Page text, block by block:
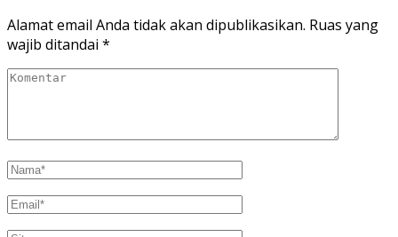
Alamat email Anda tidak akan dipublikasikan. Ruas yang
wajib ditandai *